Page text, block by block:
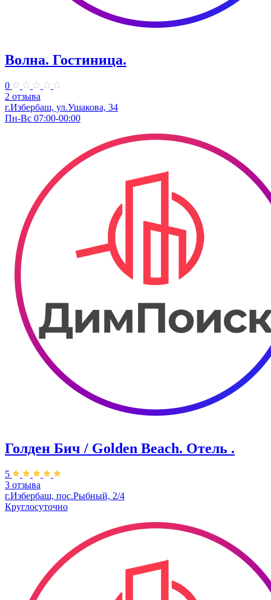
Волна. Гостиница.
0
2 отзыва
г.Избербаш, ул.Ушакова, 34
Пн-Вс 07:00-00:00
Голден Бич / Golden Beach. Отель .
5
3 отзыва
г.Избербаш, пос.Рыбный, 2/4
Круглосуточно